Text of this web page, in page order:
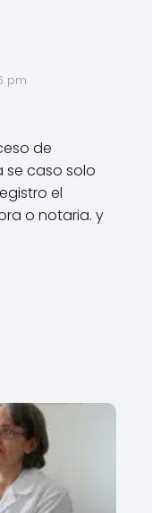
pm
de
caso solo
el
o notaria. y